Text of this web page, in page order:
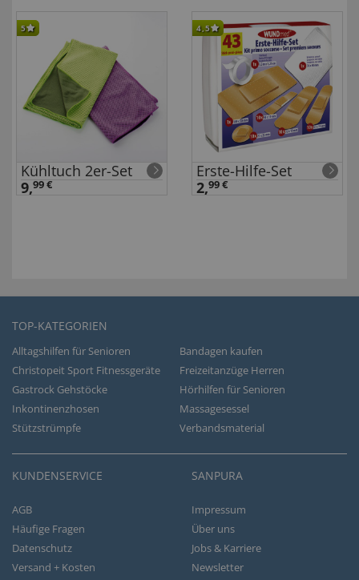
5
Kühltuch 2er-Set
9,99 €
4,5
Erste-Hilfe-Set
2,99 €
TOP-KATEGORIEN
Alltagshilfen für Senioren
Bandagen kaufen
Christopeit Sport Fitnessgeräte
Freizeitanzüge Herren
Gastrock Gehstöcke
Hörhilfen für Senioren
Inkontinenzhosen
Massagesessel
Stützstrümpfe
Verbandsmaterial
KUNDENSERVICE
AGB
Häufige Fragen
Datenschutz
Versand + Kosten
SANPURA
Impressum
Über uns
Jobs & Karriere
Newsletter